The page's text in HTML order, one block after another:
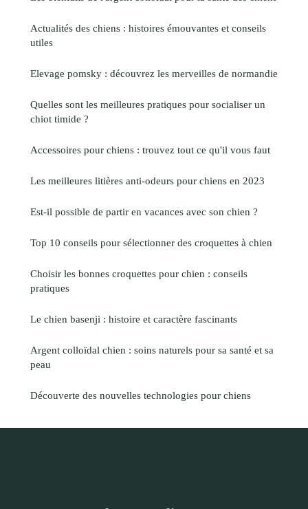
Actualités des chiens : histoires émouvantes et conseils
utiles
Elevage pomsky : découvrez les merveilles de normandie
Quelles sont les meilleures pratiques pour socialiser un
chiot timide ?
Accessoires pour chiens : trouvez tout ce qu'il vous faut
Les meilleures litières anti-odeurs pour chiens en 2023
Est-il possible de partir en vacances avec son chien ?
Top 10 conseils pour sélectionner des croquettes à chien
Choisir les bonnes croquettes pour chien : conseils
pratiques
Le chien basenji : histoire et caractère fascinants
Argent colloïdal chien : soins naturels pour sa santé et sa
peau
Découverte des nouvelles technologies pour chiens